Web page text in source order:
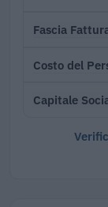
Fascia
Costo del
Capitale